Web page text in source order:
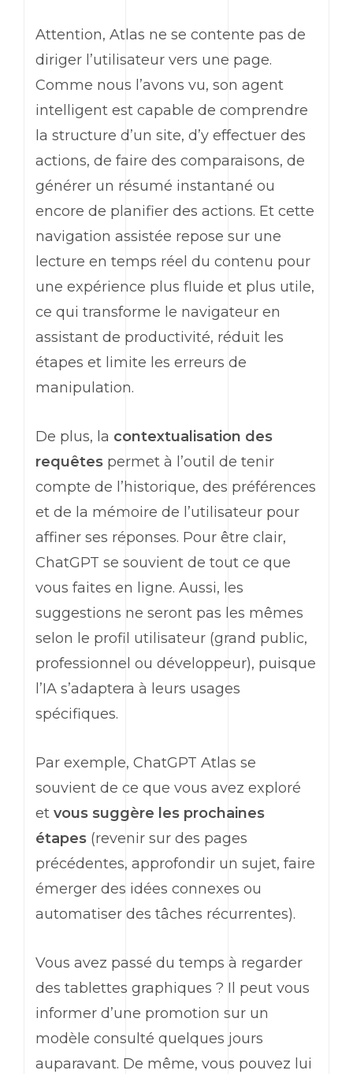
Attention, Atlas ne se contente pas de
diriger l’utilisateur vers une page.
Comme nous l’avons vu, son agent
intelligent est capable de comprendre
la structure d’un site, d’y effectuer des
actions, de faire des comparaisons, de
générer un résumé instantané ou
encore de planifier des actions. Et cette
navigation assistée repose sur une
lecture en temps réel du contenu pour
une expérience plus fluide et plus utile,
ce qui transforme le navigateur en
assistant de productivité, réduit les
étapes et limite les erreurs de
manipulation.
De plus, la contextualisation des
requêtes permet à l’outil de tenir
compte de l’historique, des préférences
et de la mémoire de l’utilisateur pour
affiner ses réponses. Pour être clair,
ChatGPT se souvient de tout ce que
vous faites en ligne. Aussi, les
suggestions ne seront pas les mêmes
selon le profil utilisateur (grand public,
professionnel ou développeur), puisque
l’IA s’adaptera à leurs usages
spécifiques.
Par exemple, ChatGPT Atlas se
souvient de ce que vous avez exploré
et vous suggère les prochaines
étapes (revenir sur des pages
précédentes, approfondir un sujet, faire
émerger des idées connexes ou
automatiser des tâches récurrentes).
Vous avez passé du temps à regarder
des tablettes graphiques ? Il peut vous
informer d’une promotion sur un
modèle consulté quelques jours
auparavant. De même, vous pouvez lui